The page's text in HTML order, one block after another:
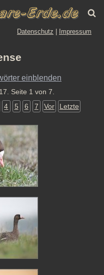
Datenschutz Impressum
einblenden
Seite 1 von 7.
4 5 6 7 Vor Letzte